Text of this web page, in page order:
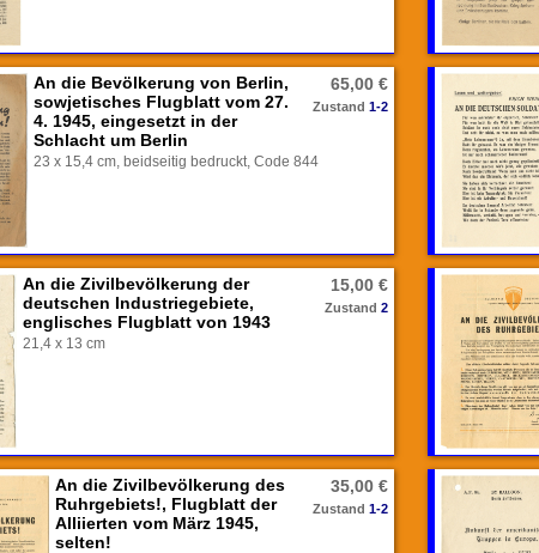
65,00 €
Zustand 1-2
An die Bevölkerung von Berlin,
sowjetisches Flugblatt vom 27.
4. 1945, eingesetzt in der
Schlacht um Berlin
23 x 15,4 cm, beidseitig bedruckt, Code 844
15,00 €
Zustand 2
An die Zivilbevölkerung der
deutschen Industriegebiete,
englisches Flugblatt von 1943
21,4 x 13 cm
35,00 €
Zustand 1-2
An die Zivilbevölkerung des
Ruhrgebiets!, Flugblatt der
Alliierten vom März 1945,
selten!